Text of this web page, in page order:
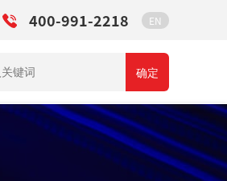
400-991-2218 EN
确定